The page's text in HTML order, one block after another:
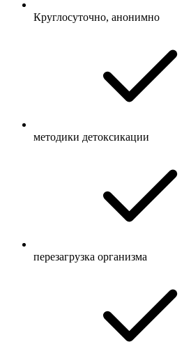
Круглосуточно, анонимно
методики детоксикации
перезагрузка организма